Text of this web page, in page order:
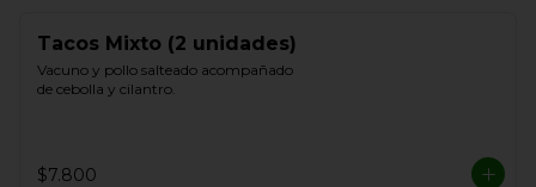
Tacos Mixto (2 unidades)
Vacuno y pollo salteado acompañado
de cebolla y cilantro.
$7.800